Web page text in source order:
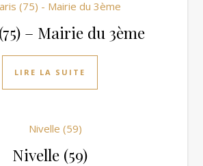
– Mairie du 3ème
LIRE LA SUITE
Nivelle (59)